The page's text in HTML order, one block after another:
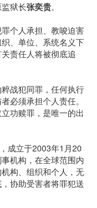
监狱长张奕贵。
个人承担、教唆迫害
、单位、系统名义下
责任人将被彻底追
战犯同罪，任何执行
必须承担个人责任。
功赎罪，是唯一的出
成立于2003年1月20
机构，在全球范围内
构、组织和个人，无
协助受害者将罪犯送